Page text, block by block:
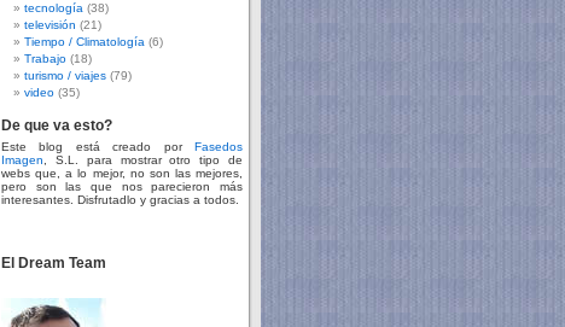
tecnología (38)
televisión (21)
Tiempo / Climatología (6)
Trabajo (18)
turismo / viajes (79)
video (35)
De que va esto?
Este blog está creado por Fasedos
Imagen , S.L. para mostrar otro tipo de
webs que, a lo mejor, no son las mejores,
pero son las que nos parecieron más
interesantes. Disfrutadlo y gracias a todos.
El Dream Team